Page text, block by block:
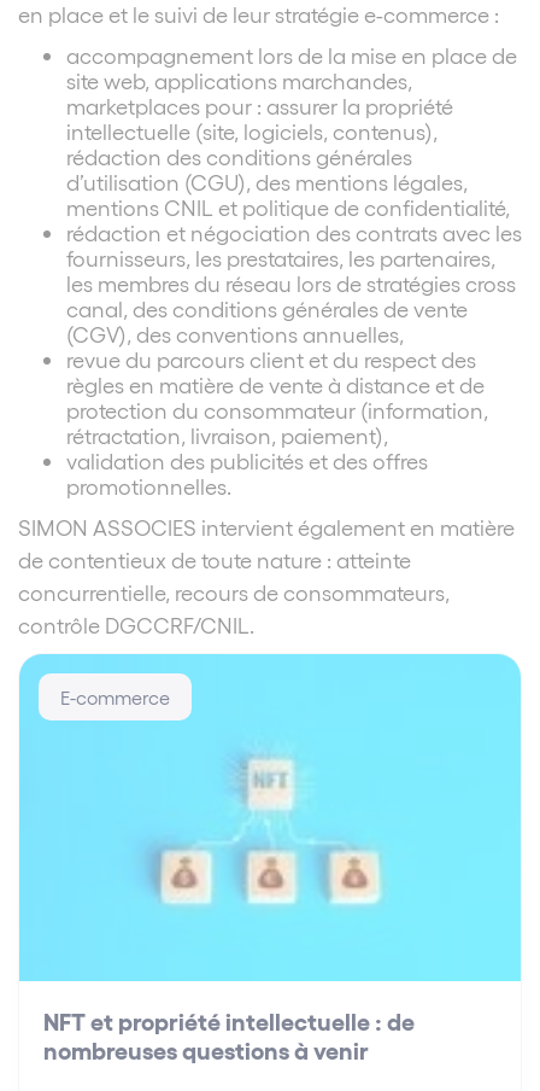
en place et le suivi de leur stratégie e-commerce :
accompagnement lors de la mise en place de
site web, applications marchandes,
marketplaces pour : assurer la propriété
intellectuelle (site, logiciels, contenus),
rédaction des conditions générales
d’utilisation (CGU), des mentions légales,
mentions CNIL et politique de confidentialité,
rédaction et négociation des contrats avec les
fournisseurs, les prestataires, les partenaires,
les membres du réseau lors de stratégies cross
canal, des conditions générales de vente
(CGV), des conventions annuelles,
revue du parcours client et du respect des
règles en matière de vente à distance et de
protection du consommateur (information,
rétractation, livraison, paiement),
validation des publicités et des offres
promotionnelles.
SIMON ASSOCIES intervient également en matière
de contentieux de toute nature : atteinte
concurrentielle, recours de consommateurs,
contrôle DGCCRF/CNIL.
E-commerce
NFT et propriété intellectuelle : de
nombreuses questions à venir